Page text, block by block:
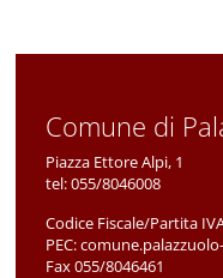
15
Comune di
Piazza Ettore Alpi, 1
tel:055/8046008
Codice Fiscale/Partita
PEC:
Fax 055/8046461